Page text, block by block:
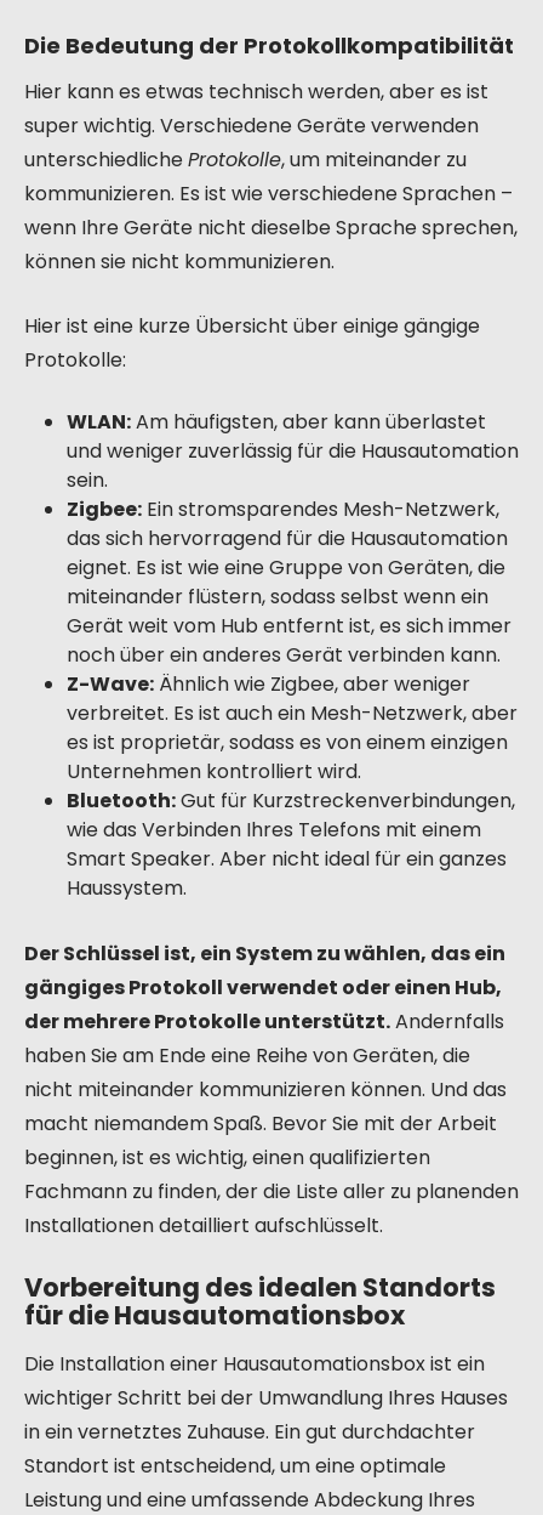
Die Bedeutung der Protokollkompatibilität
Hier kann es etwas technisch werden, aber es ist
super wichtig. Verschiedene Geräte verwenden
unterschiedlicheProtokolle, um miteinander zu
kommunizieren. Es ist wie verschiedene Sprachen –
wenn Ihre Geräte nicht dieselbe Sprache sprechen,
können sie nicht kommunizieren.
Hier ist eine kurze Übersicht über einige gängige
Protokolle:
WLAN:Am häufigsten, aber kann überlastet
und weniger zuverlässig für die Hausautomation
sein.
Zigbee: Ein stromsparendes Mesh-Netzwerk,
das sich hervorragend für die Hausautomation
eignet. Es ist wie eine Gruppe von Geräten, die
miteinander flüstern, sodass selbst wenn ein
Gerät weit vom Hub entfernt ist, es sich immer
noch über ein anderes Gerät verbinden kann.
Z-Wave: Ähnlich wie Zigbee, aber weniger
verbreitet. Es ist auch ein Mesh-Netzwerk, aber
es ist proprietär, sodass es von einem einzigen
Unternehmen kontrolliert wird.
Bluetooth:Gut für Kurzstreckenverbindungen,
wie das Verbinden Ihres Telefons mit einem
Smart Speaker. Aber nicht ideal für ein ganzes
Haussystem.
Der Schlüssel ist, ein System zu wählen, das ein
gängiges Protokoll verwendet oder einen Hub,
der mehrere Protokolle unterstützt.Andernfalls
haben Sie am Ende eine Reihe von Geräten, die
nicht miteinander kommunizieren können. Und das
macht niemandem Spaß. Bevor Sie mit der Arbeit
beginnen, ist es wichtig, einen qualifizierten
Fachmann zu finden, der die Liste aller zu planenden
Installationen detailliert aufschlüsselt.
Vorbereitung des idealen Standorts
für die Hausautomationsbox
Die Installation einer Hausautomationsbox ist ein
wichtiger Schritt bei der Umwandlung Ihres Hauses
in ein vernetztes Zuhause. Ein gut durchdachter
Standort ist entscheidend, um eine optimale
Leistung und eine umfassende Abdeckung Ihres